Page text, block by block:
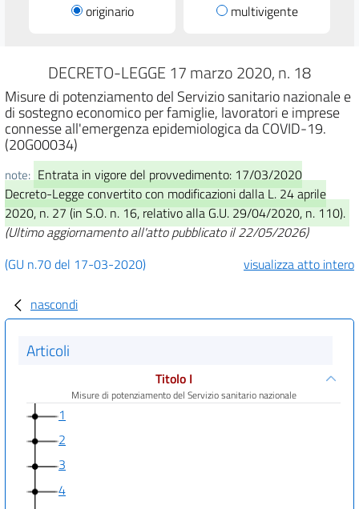
originario multivigente
DECRETO-LEGGE 17 marzo 2020, n. 18
Misure di potenziamento del Servizio sanitario nazionale e
di sostegno economico per famiglie, lavoratori e imprese
connesse all'emergenza epidemiologica da COVID-19.
(20G00034)
note: Entrata in vigore del provvedimento: 17/03/2020
Decreto-Legge convertito con modificazioni dalla L. 24 aprile
2020, n. 27 (in S.O. n. 16, relativo alla G.U. 29/04/2020, n. 110).
(Ultimo aggiornamento all'atto pubblicato il 22/05/2026)
(GU n.70 del 17-03-2020)
visualizza atto intero
nascondi
Articoli
Titolo I
Misure di potenziamento del Servizio sanitario nazionale
1
2
3
4